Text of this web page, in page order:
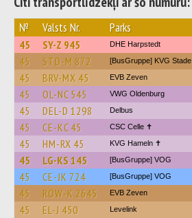
№ Valsts Nr. Parks
45 SY-Z 945 DHE Harpstedt
45 STD-M 872 [BusGruppe] KVG Stade
45 BRV-MX 45 EVB Zeven
45 OL-NC 545 VWG Oldenburg
45 DEL-D 1298 Delbus
45 CE-KC 45 CSC Celle ✝
45 HM-RX 45 KVG Hameln ✝
45 LG-KS 145 [BusGruppe] VOG
45 CE-JK 724 [BusGruppe] VOG
45 ROW-K 2645 EVB Zeven
45 EL-J 450 Levelink